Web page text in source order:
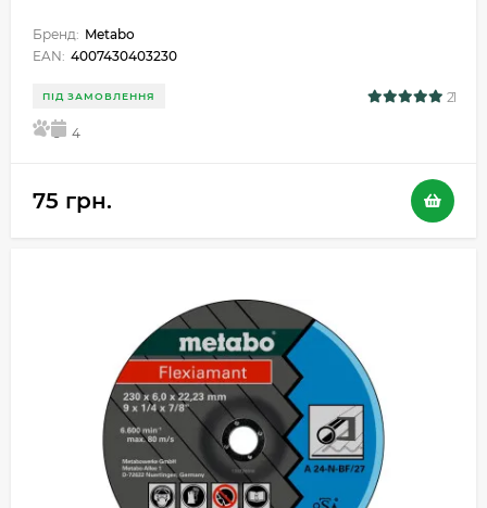
Бренд: Metabo
EAN: 4007430403230
ПІД ЗАМОВЛЕННЯ 21
5 4
75 грн.